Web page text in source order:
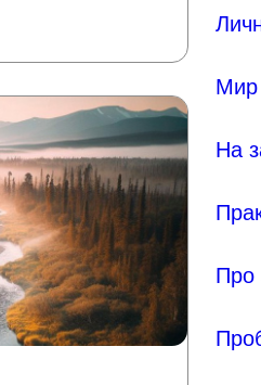
Мир
На
Про